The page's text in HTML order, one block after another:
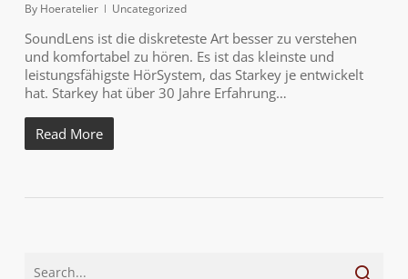
By Hoeratelier Uncategorized
SoundLens ist die diskreteste Art besser zu verstehen
und komfortabel zu hören. Es ist das kleinste und
leistungsfähigste HörSystem, das Starkey je entwickelt
hat. Starkey hat über 30 Jahre Erfahrung…
Read More